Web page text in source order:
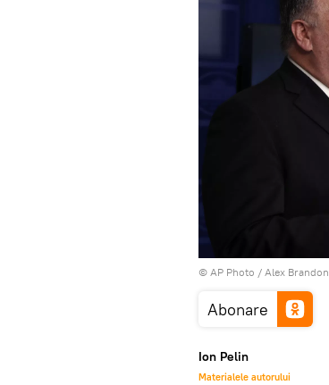
© AP Photo / Alex Brandon
Abonare
Ion Pelin
Materialele autorului